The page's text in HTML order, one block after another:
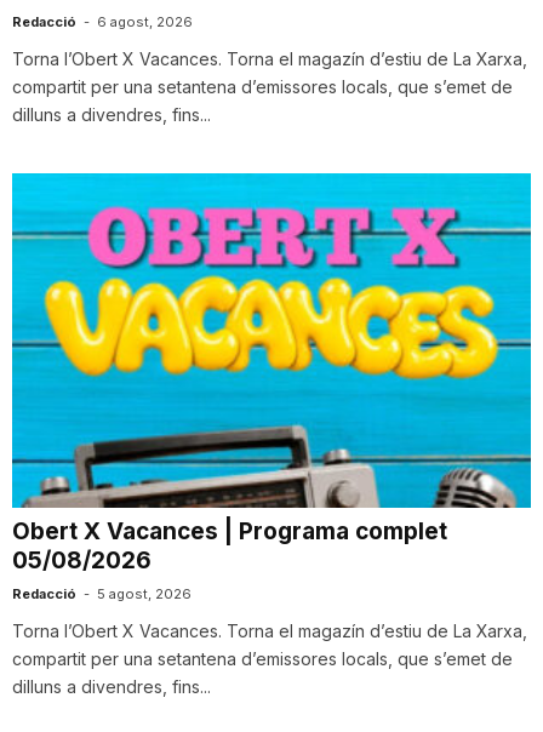
r
o
Redacció - 6 agost, 2026
Torna l’Obert X Vacances. Torna el magazín d’estiu de La Xarxa,
compartit per una setantena d’emissores locals, que s’emet de
dilluns a divendres, fins...
Obert X Vacances | Programa complet
05/08/2026
Redacció - 5 agost, 2026
Torna l’Obert X Vacances. Torna el magazín d’estiu de La Xarxa,
compartit per una setantena d’emissores locals, que s’emet de
dilluns a divendres, fins...